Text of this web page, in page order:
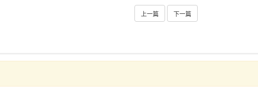
上一篇 下一篇